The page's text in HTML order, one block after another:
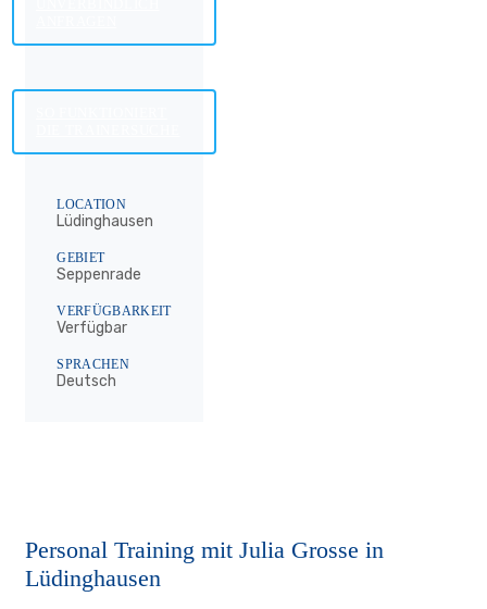
LOCATION
Lüdinghausen
GEBIET
Seppenrade
VERFÜGBARKEIT
Verfügbar
SPRACHEN
Deutsch
Personal Training mit Julia Grosse in
Lüdinghausen